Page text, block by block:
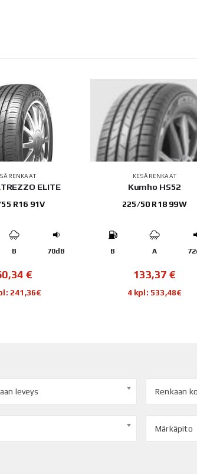
ELITE
R16 91V
B 70dB
€
241,36€
KESÄRENKAAT
Kumho HS52
225/50 R18 99W
B A
133,37 €
4 kpl: 533,48€
leveys Renkaan
Märkäpito